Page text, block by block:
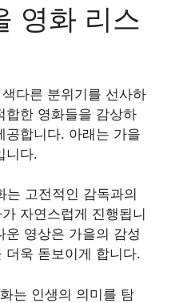
영화 리스
다른 분위기를 선사하
합한 영화들을 감상하
공합니다. 아래는 가을
니다.
고전적인 감독과의
자연스럽게 진행됩니
운 영상은 가을의 감성
더욱 돋보이게 합니다.
는 인생의 의미를 탐